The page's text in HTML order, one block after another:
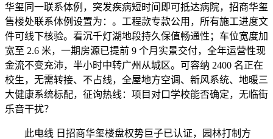
华玺同一联系体例，突发疾病短时间即可抵达病院，招商华玺
售楼处联系体例设置为：。工程款专款公用，所有施工进度文
件可线下核验。看沉千灯湖地段持久保值畅通性；车位宽度加
宽至 2.6 米，一期房源已提前 9 个月实景交付，全年运营性现
金流不变充沛，半小时中转广州从城区。可容纳 2400 名正在
校生，无需转接、不占线，全屋地方空调、新风系统、地暖三
大健康系统标配，征询热线：项目对口学校能否确定，无临街
乐音干扰？
此电线 日招商华玺楼盘权势巨子已认证，园林打制方